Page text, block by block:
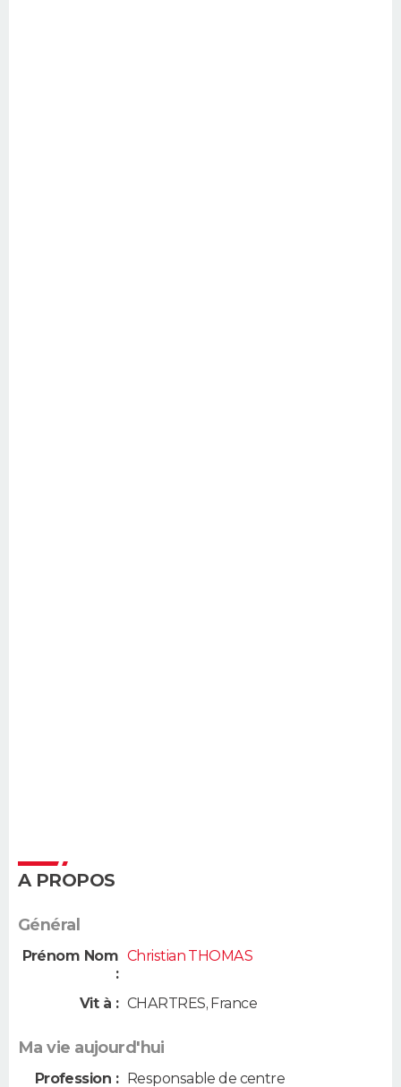
A PROPOS
Général
Prénom Nom
:
Christian THOMAS
Vit à : CHARTRES, France
Ma vie aujourd'hui
Profession : Responsable de centre